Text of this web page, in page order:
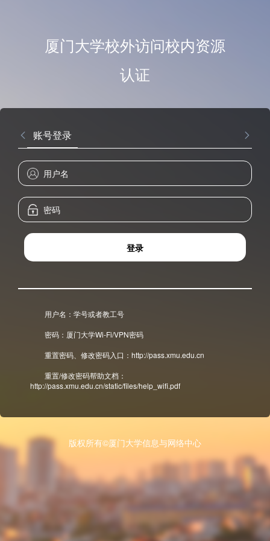
厦门大学校外访问校内资源
认证
账号登录
登录
用户名：学号或者教工号
密码：厦门大学Wi-Fi/VPN密码
重置密码、修改密码入口：http://pass.xmu.edu.cn
重置/修改密码帮助文档：
http://pass.xmu.edu.cn/static/files/help_wifi.pdf
版权所有©厦门大学信息与网络中心